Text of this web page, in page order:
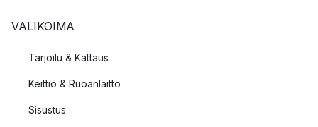
VALIKOIMA
Tarjoilu & Kattaus
Keittiö & Ruoanlaitto
Sisustus